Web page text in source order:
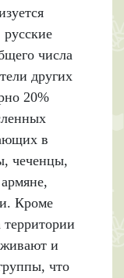
числа
других
20%
в
чеченцы,
Кроме
и
что